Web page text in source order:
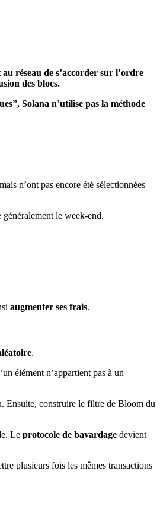
réseau de s’accorder sur l’ordre
des blocs.
Solana n’utilise pas la méthode
n’ont pas encore été sélectionnées
le week-end.
augmenter ses frais.
.
élément n’appartient pas à un
Ensuite, construire le filtre de Bloom du
Le protocole de bavardage devient
plusieurs fois les mêmes transactions